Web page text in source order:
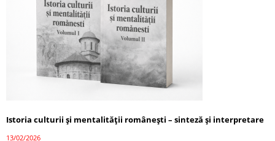
Istoria culturii și mentalității românești – sinteză și interpretare
13/02/2026